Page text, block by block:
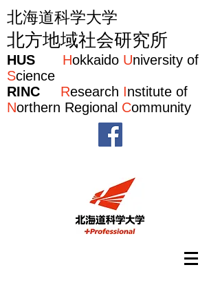
北海道科学大学
北方地域社会研究所
HUS Hokkaido University of
Science
RINC
Research Institute of
Northern Regional Community